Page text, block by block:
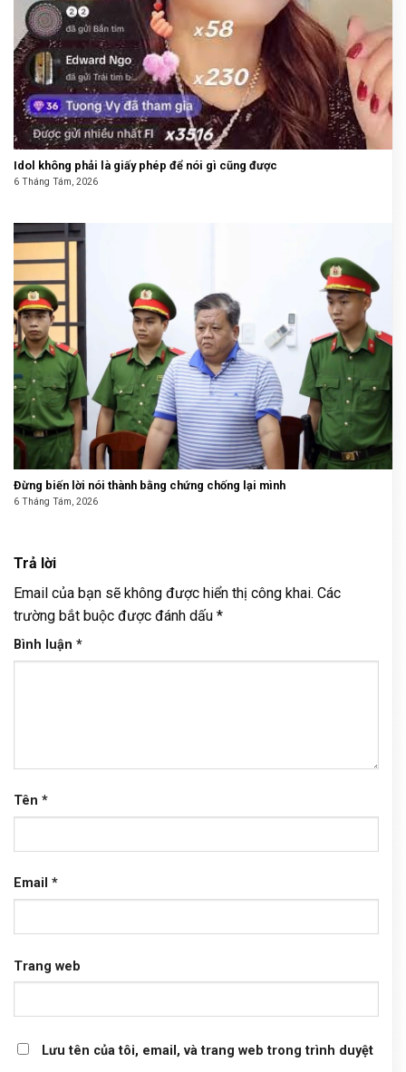
Idol không phải là giấy phép để nói gì cũng được
6 Tháng Tám, 2026
Đừng biến lời nói thành bằng chứng chống lại mình
6 Tháng Tám, 2026
Trả lời
Email của bạn sẽ không được hiển thị công khai. Các
trường bắt buộc được đánh dấu *
Bình luận *
Tên *
Email *
Trang web
Lưu tên của tôi, email, và trang web trong trình duyệt